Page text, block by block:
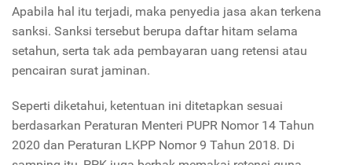
Apabila hal itu terjadi, maka penyedia jasa akan terkena
sanksi. Sanksi tersebut berupa daftar hitam selama
setahun, serta tak ada pembayaran uang retensi atau
pencairan surat jaminan.
Seperti diketahui, ketentuan ini ditetapkan sesuai
berdasarkan Peraturan Menteri PUPR Nomor 14 Tahun
2020 dan Peraturan LKPP Nomor 9 Tahun 2018. Di